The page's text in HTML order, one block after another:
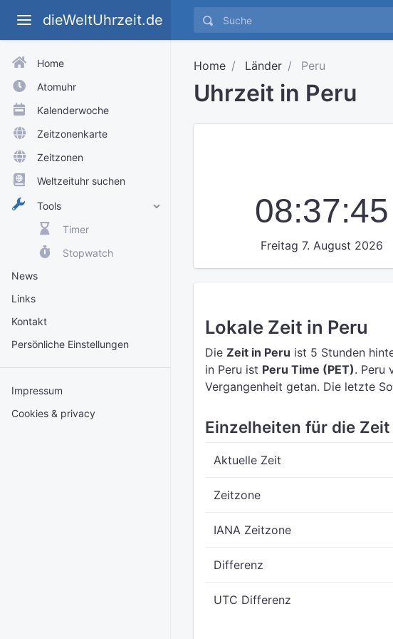
dieWeltUhrzeit.de
Home
Atomuhr
Kalenderwoche
Zeitzonenkarte
Zeitzonen
Weltzeituhr suchen
Tools
Timer
Stopwatch
News
Links
Kontakt
Persönliche Einstellungen
Impressum
Cookies & privacy
Home Länder Peru
Uhrzeit in Peru
08:37:46
Freitag 7. August 2026
Lokale Zeit in Peru
Die Zeit in Peru ist 5 Stunden
in Peru ist Peru Time (PET). Peru
Vergangenheit getan. Die letzte
Einzelheiten für die Zeit
Aktuelle Zeit
Zeitzone
IANA Zeitzone
Differenz
UTC Differenz